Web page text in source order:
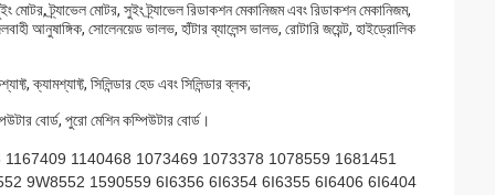
ট্র্যাভেল মোটর, সুইং ট্র্যাভেল রিডাকশন মেকানিজম এবং রিডাকশন মেকানিজম,
আনুষাঙ্গিক, সোলেনয়েড ভালভ, হাঁটার ব্যালেন্স ভালভ, রোটারি জয়েন্ট, হাইড্রোলিক
ক্যামশ্যাফ্ট, সিলিন্ডার হেড এবং সিলিন্ডার ব্লক;
বোর্ড, পুরো মেশিন কম্পিউটার বোর্ড।
1140468 1073469 1073378 1078559 1681451
9W8552 1590559 6I6356 6I6354 6I6355 6I6406 6I6404